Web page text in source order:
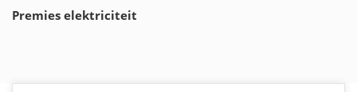
Premies elektriciteit